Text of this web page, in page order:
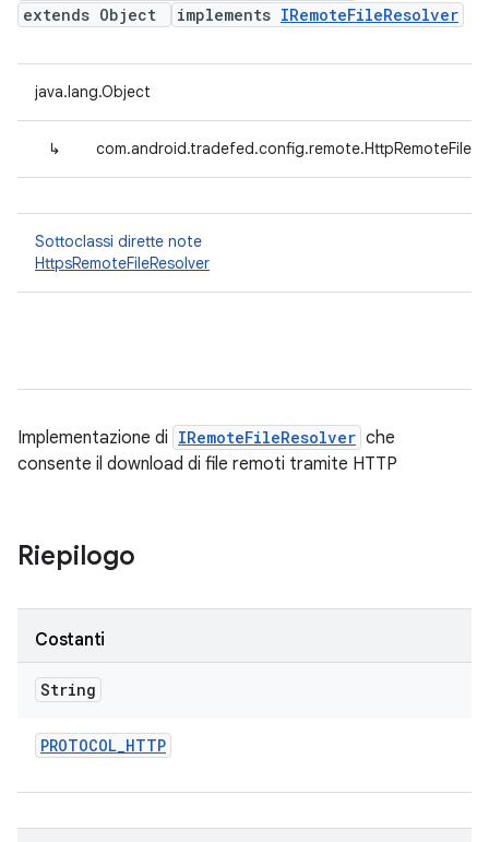
extends Object
implements IRemoteFileResolver
java.lang.Object
↳
Sottoclassi dirette note
HttpsRemoteFileResolver
Implementazione di IRemoteFileResolver che
consente il download di file remoti tramite HTTP
Riepilogo
Costanti
String
PROTOCOL_HTTP